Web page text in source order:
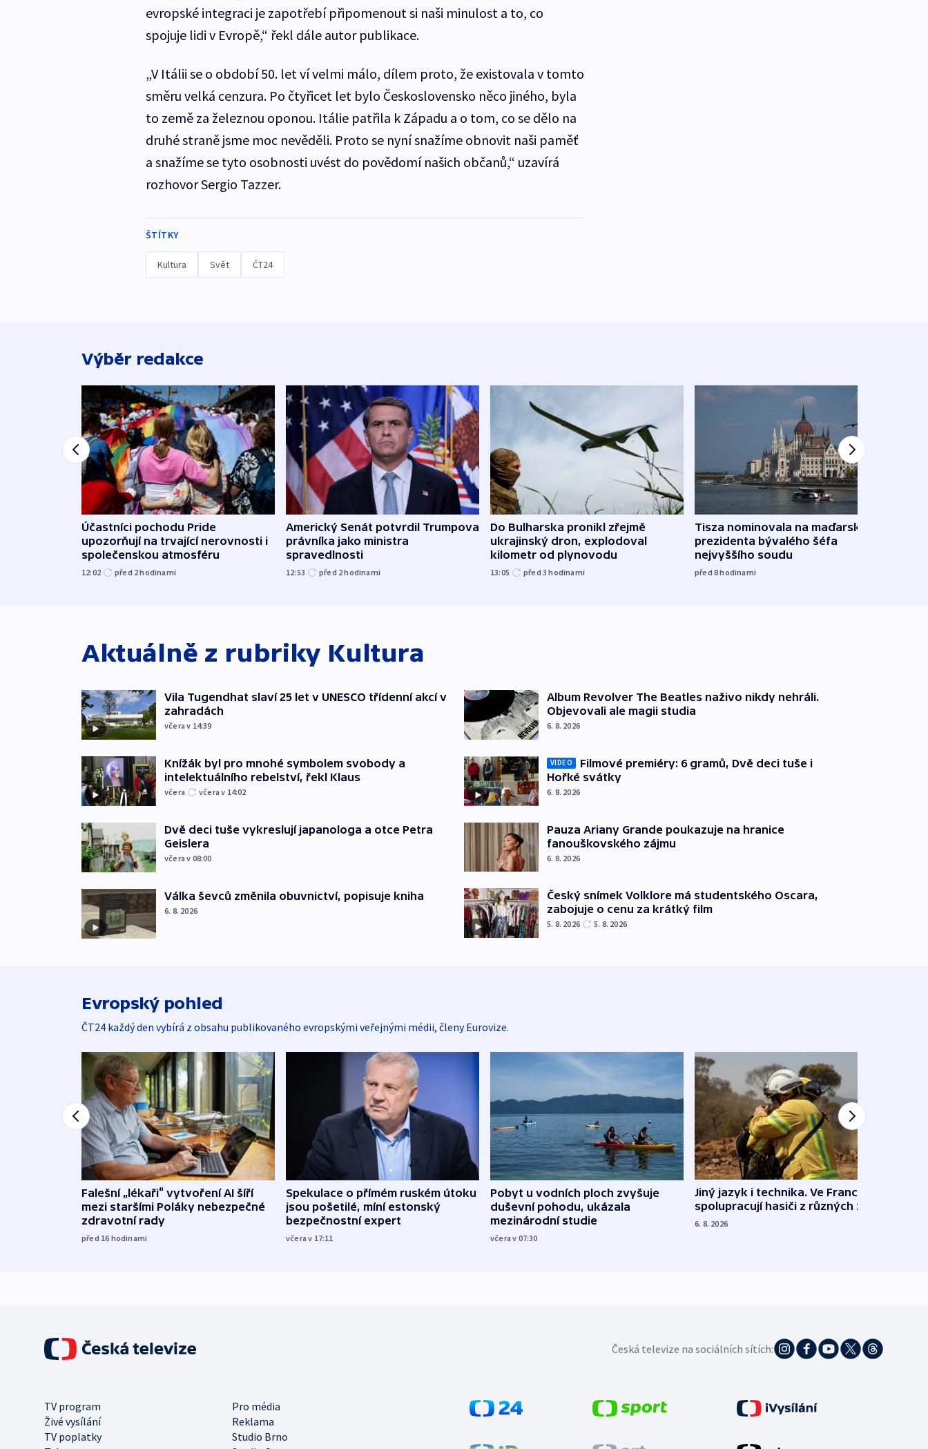
evropské integraci je zapotřebí připomenout si naši minulost a to, co
spojuje lidi v Evropě,“ řekl dále autor publikace.
„V Itálii se o období 50. let ví velmi málo, dílem proto, že existovala v tomto
směru velká cenzura. Po čtyřicet let bylo Československo něco jiného, byla
to země za železnou oponou. Itálie patřila k Západu a o tom, co se dělo na
druhé straně jsme moc nevěděli. Proto se nyní snažíme obnovit naši paměť
a snažíme se tyto osobnosti uvést do povědomí našich občanů,“ uzavírá
rozhovor Sergio Tazzer.
ŠTÍTKY
Kultura Svět ČT24
Výběr redakce
Účastníci pochodu Pride
upozorňují na trvající nerovnosti i
společenskou atmosféru
12:02 před 2hodinami
Americký Senát potvrdil Trumpova
právníka jako ministra
spravedlnosti
12:53 před 2hodinami
Do Bulharska pronikl zřejmě
ukrajinský dron, explodoval
kilometr od plynovodu
13:05 před 3hodinami
Tisza nominovala na maďarského
prezidenta bývalého šéfa
nejvyššího soudu
před 8hodinami
Aktuálně z rubriky Kultura
Vila Tugendhat slaví 25 let v UNESCO třídenní akcí v
zahradách
včera v 14:39
Knížák byl pro mnohé symbolem svobody a
intelektuálního rebelství, řekl Klaus
včera včera v 14:02
Dvě deci tuše vykreslují japanologa a otce Petra
Geislera
včera v 08:00
Válka ševců změnila obuvnictví, popisuje kniha
6. 8. 2026
Album Revolver The Beatles naživo nikdy nehráli.
Objevovali ale magii studia
6. 8. 2026
VIDEO
Filmové premiéry: 6 gramů, Dvě deci tuše i
Hořké svátky
6. 8. 2026
Pauza Ariany Grande poukazuje na hranice
fanouškovského zájmu
6. 8. 2026
Český snímek Volklore má studentského Oscara,
zabojuje o cenu za krátký film
5. 8. 2026 5. 8. 2026
Evropský pohled
ČT24 každý den vybírá z obsahu publikovaného evropskými veřejnými médii, členy Eurovize.
Falešní „lékaři“ vytvoření AI šíří
mezi staršími Poláky nebezpečné
zdravotní rady
před 16 hodinami
Spekulace o přímém ruském útoku
jsou pošetilé, míní estonský
bezpečnostní expert
včera v 17:11
Pobyt u vodních ploch zvyšuje
duševní pohodu, ukázala
mezinárodní studie
včera v 07:30
Jiný jazyk i technika. Ve Francii
spolupracují hasiči z různých zemí
6. 8. 2026
Česká televize na sociálních sítích:
TV program
Pro média
Živé vysílání
Reklama
TV poplatky
Studio Brno